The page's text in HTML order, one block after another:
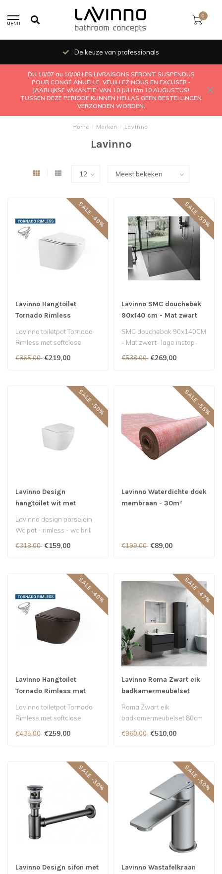
MENU
0
De keuze van professionals
DU 10/07 au 10/08 LES LIVRAISONS SERONT SUSPENDUS
POUR CONGÉ ANUELLE. VEUILLEZ NOUS EN EXCUSER -
JAARLIJKSE VAKANTIE: VAN 10 JULI t/m 10 AUGUSTUS!
TUSSEN DEZE PERIODE KUNNEN HELLAS GEEN BESTELLINGEN
VERZONDEN WORDEN.
Home / Merken / Lavinno
Lavinno
SALE -40%
Lavinno Hangtoilet
Tornado Rimless
Lavinno toiletpot Tornado
Rimless met softclose
€365,00 €219,00
SALE -50%
Lavinno SMC douchebak
90x140 cm - Mat zwart
SMC douchebak 90x140CM
- Mat zwart- lage instap-
€538,00 €269,00
SALE -50%
Lavinno Design
hangtoilet wit met
Lavinno design porselein
Wc pot - rimless - wc brill
€318,00 €159,00
SALE -55%
Lavinno Waterdichte doek
membraan - 30m²
€199,00 €89,00
SALE -40%
Lavinno Hangtoilet
Tornado Rimless mat
Lavinno toiletpot Tornado
Rimless met softclose
€435,00 €259,00
SALE -47%
Lavinno Roma Zwart eik
badkamermeubelset
Roma Zwart eik
badkamermeubelset 80cm
€960,00 €510,00
SALE -30%
Lavinno Design sifon met
SALE -50%
Lavinno Wastafelkraan